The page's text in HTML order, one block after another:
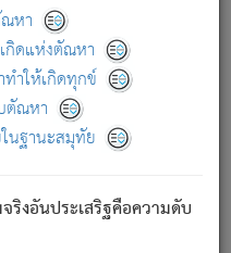
หา
กิดแห่งตัณหา
ำให้เกิดทุกข์
ตัณหา
นฐานะสมุทัย
งอันประเสริฐคือความดับ
ะไม่เพลิดเพลินวิภวตัณหา
ลือ (แห่งภพทั้งหลาย)
การทั้งปวง นั้นคือ
ย็นสนิทแล้ว เพราะไม่มี
ชนะสงครามแล้ว ก้าวล่วง
(คือไม่เปลี่ยนแปลงอีกต่อ